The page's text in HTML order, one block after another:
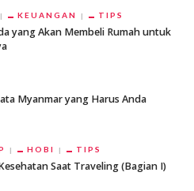
KEUANGAN TIPS
yang Akan Membeli Rumah untuk
Myanmar yang Harus Anda
HOBI TIPS
Saat Traveling (Bagian I)